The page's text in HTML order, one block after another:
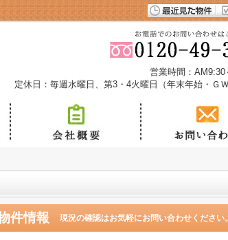
営業時間：AM9:30
定休日：毎週水曜日、第3・4火曜日（年末年始・ＧＷ
件情報 現況の確認はお気軽にお問い合わせください。